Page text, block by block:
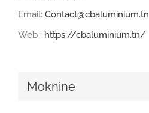
Email: Contact@cbaluminium.tn
Web : https://cbaluminium.tn/
Moknine